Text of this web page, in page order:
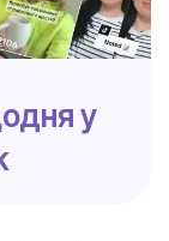
у